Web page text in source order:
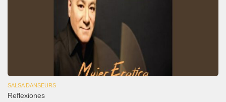
SALSA DANSEURS
Reflexiones